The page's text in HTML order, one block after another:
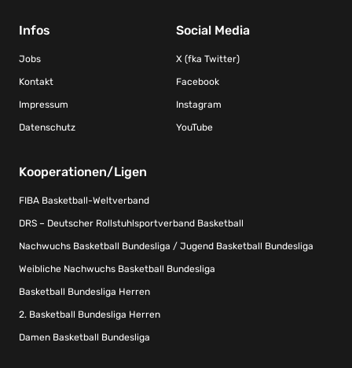
Infos
Jobs
Kontakt
Impressum
Datenschutz
Social Media
X (fka Twitter)
Facebook
Instagram
YouTube
Kooperationen/Ligen
FIBA Basketball-Weltverband
DRS – Deutscher Rollstuhlsportverband Basketball
Nachwuchs Basketball Bundesliga / Jugend Basketball Bundesliga
Weibliche Nachwuchs Basketball Bundesliga
Basketball Bundesliga Herren
2. Basketball Bundesliga Herren
Damen Basketball Bundesliga